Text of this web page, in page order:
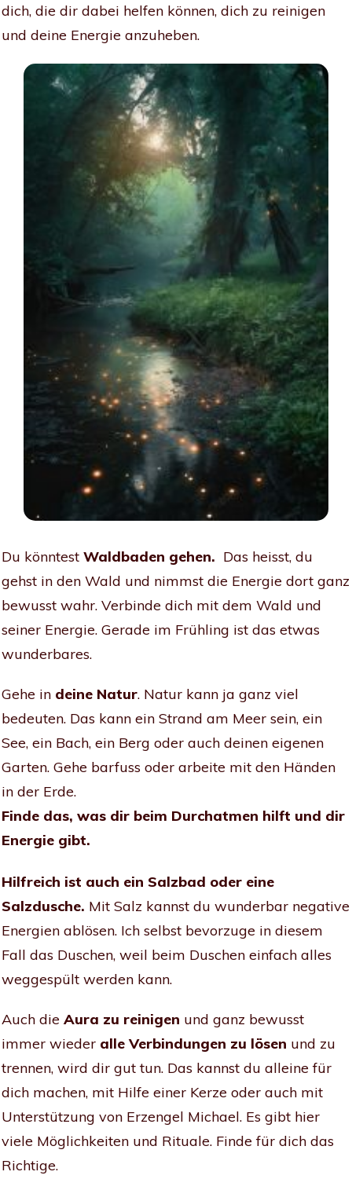
dich, die dir dabei helfen können, dich zu reinigen
und deine Energie anzuheben.
Du könntest Waldbaden gehen. Das heisst, du
gehst in den Wald und nimmst die Energie dort ganz
bewusst wahr. Verbinde dich mit dem Wald und
seiner Energie. Gerade im Frühling ist das etwas
wunderbares.
Gehe in deine Natur. Natur kann ja ganz viel
bedeuten. Das kann ein Strand am Meer sein, ein
See, ein Bach, ein Berg oder auch deinen eigenen
Garten. Gehe barfuss oder arbeite mit den Händen
in der Erde.
Finde das, was dir beim Durchatmen hilft und dir
Energie gibt.
Hilfreich ist auch ein Salzbad oder eine
Salzdusche. Mit Salz kannst du wunderbar negative
Energien ablösen. Ich selbst bevorzuge in diesem
Fall das Duschen, weil beim Duschen einfach alles
weggespült werden kann.
Auch die Aura zu reinigen und ganz bewusst
immer wieder alle Verbindungen zu lösen und zu
trennen, wird dir gut tun. Das kannst du alleine für
dich machen, mit Hilfe einer Kerze oder auch mit
Unterstützung von Erzengel Michael. Es gibt hier
viele Möglichkeiten und Rituale. Finde für dich das
Richtige.